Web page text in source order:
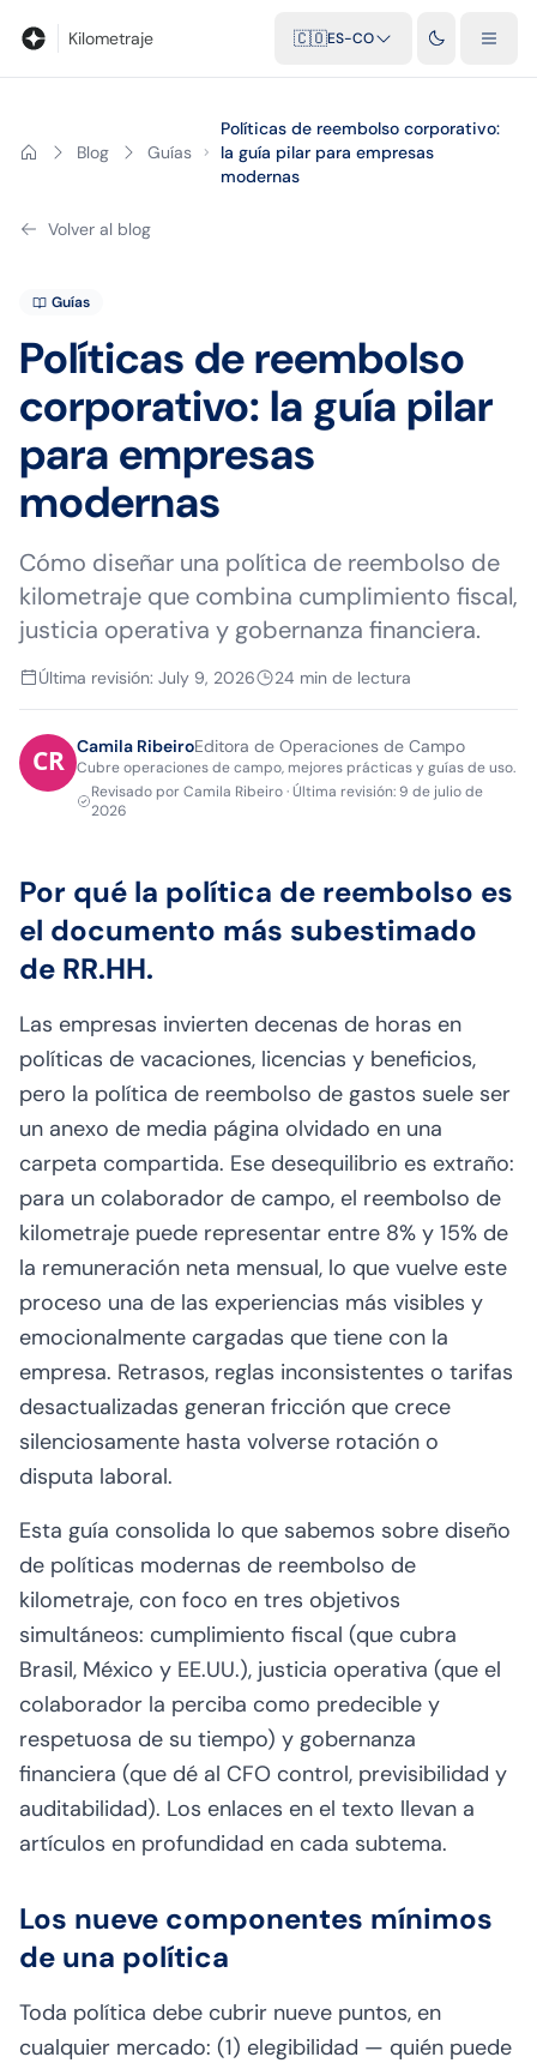
Kilometraje 🇨🇴ES-CO
Blog Guías
Políticas de reembolso corporativo:
la guía pilar para empresas
modernas
Volver al blog
Guías
Políticas de reembolso
corporativo: la guía pilar
para empresas
modernas
Cómo diseñar una política de reembolso de
kilometraje que combina cumplimiento fiscal,
justicia operativa y gobernanza financiera.
Última revisión: July 9, 2026 24 min de lectura
Camila RibeiroEditora de Operaciones de Campo
Cubre operaciones de campo, mejores prácticas y guías de uso.
Revisado porCamila Ribeiro·Última revisión:9 de julio de
2026
Por qué la política de reembolso es
el documento más subestimado
de RR.HH.
Las empresas invierten decenas de horas en
políticas de vacaciones, licencias y beneficios,
pero la política de reembolso de gastos suele ser
un anexo de media página olvidado en una
carpeta compartida. Ese desequilibrio es extraño:
para un colaborador de campo, el reembolso de
kilometraje puede representar entre 8% y 15% de
la remuneración neta mensual, lo que vuelve este
proceso una de las experiencias más visibles y
emocionalmente cargadas que tiene con la
empresa. Retrasos, reglas inconsistentes o tarifas
desactualizadas generan fricción que crece
silenciosamente hasta volverse rotación o
disputa laboral.
Esta guía consolida lo que sabemos sobre diseño
de políticas modernas de reembolso de
kilometraje, con foco en tres objetivos
simultáneos: cumplimiento fiscal (que cubra
Brasil, México y EE.UU.), justicia operativa (que el
colaborador la perciba como predecible y
respetuosa de su tiempo) y gobernanza
financiera (que dé al CFO control, previsibilidad y
auditabilidad). Los enlaces en el texto llevan a
artículos en profundidad en cada subtema.
Los nueve componentes mínimos
de una política
Toda política debe cubrir nueve puntos, en
cualquier mercado: (1) elegibilidad — quién puede